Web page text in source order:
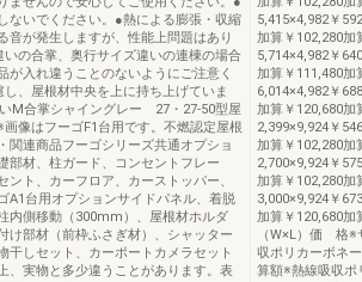
ないでください。●熱による膨張・収縮
音が発生しますが、性能上問題はあり
いの合掌、奥行サイズ違いの連棟の場合
が入れ違うことのないようにご注意く
、屋根材中央を上に持ち上げていま
M合掌シャイングレー 27・27-50型屋
像はフーゴF1台用です。不燃認定屋根
関連商品フーゴシリーズ共通オプショ
部材、柱ガード、コンセントフレー
ント、カーフロア、カーストッパー、
A1台用オプションサイドパネル、着脱
内側移動（300mm）、屋根材ホルダ
け部材（前枠ふさぎ材）、シャッター
干しセット、カーポートカメラセット
、実物と多少違うことがあります。表
5,415×4,982￥
加算￥102,280加
5,714×4,982￥
加算￥111,480加
6,014×4,982￥
加算￥120,680加
2,399×9,924￥
加算￥102,280加
2,700×9,924￥
加算￥102,280加
3,000×9,924￥
加算￥120,680
（W×L）価 格※
収ポリカーボネ
算額※熱線吸収ポ